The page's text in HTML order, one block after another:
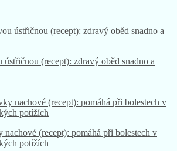
(recept): zdravý oběd snadno a
nachové (recept): pomáhá při bolestech v
potížích